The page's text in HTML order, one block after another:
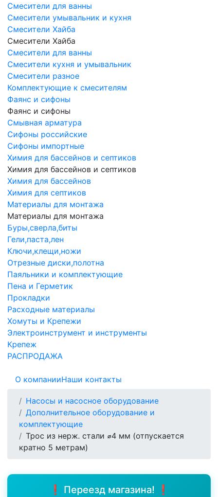
Смесители для ванны
Смесители умывальник и кухня
Смесители Хайба
Смесители Хайба
Смесители для ванны
Смесители кухня и умывальник
Смесители разное
Комплектующие к смесителям
Фаянс и сифоны
Фаянс и сифоны
Смывная арматура
Сифоны российские
Сифоны импортные
Химия для бассейнов и септиков
Химия для бассейнов и септиков
Химия для бассейнов
Химия для септиков
Материалы для монтажа
Материалы для монтажа
Буры,сверла,биты
Гели,паста,лен
Ключи,клещи,ножи
Отрезные диски,полотна
Паяльники и комплектующие
Пена и Герметик
Прокладки
Расходные материалы
Хомуты и Крепежи
Электроинструмент и инструменты
Крепеж
РАСПРОДАЖА
О компанииНаши контакты
Насосы и насосное оборудование
Дополнительное оборудование и
комплектующие
Трос из нерж. стали ⌀4 мм (отпускается
кратно 5 метрам)
❗ Переезд магазина! ❗